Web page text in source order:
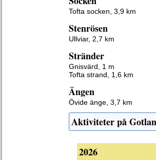
Tofta socken, 3,9 km
Stenrösen
Ullviar, 2,7 km
Stränder
Gnisvärd, 1 m
Tofta strand, 1,6 km
Ängen
Övide änge, 3,7 km
Aktiviteter på
2026